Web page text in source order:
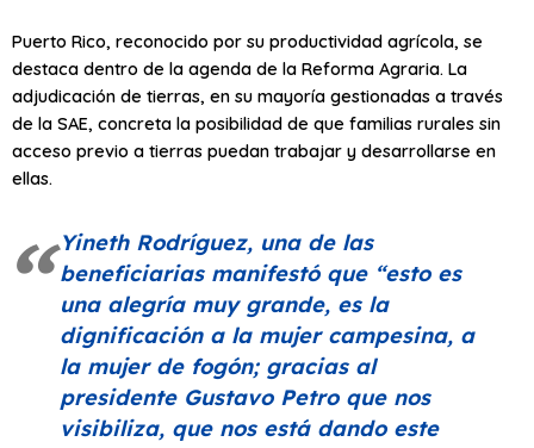
Puerto Rico, reconocido por su productividad agrícola, se
destaca dentro de la agenda de la Reforma Agraria. La
adjudicación de tierras, en su mayoría gestionadas a través
de la SAE, concreta la posibilidad de que familias rurales sin
acceso previo a tierras puedan trabajar y desarrollarse en
ellas.
Yineth Rodríguez, una de las
beneficiarias manifestó que “esto es
una alegría muy grande, es la
dignificación a la mujer campesina, a
la mujer de fogón; gracias al
presidente Gustavo Petro que nos
visibiliza, que nos está dando este